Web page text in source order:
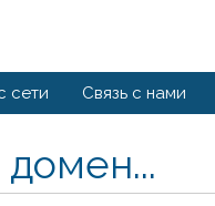
сети Связь с нами